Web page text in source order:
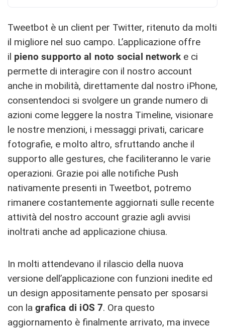
Tweetbot è un client per Twitter, ritenuto da molti
il migliore nel suo campo. L’applicazione offre
il pieno supporto al noto social network e ci
permette di interagire con il nostro account
anche in mobilità, direttamente dal nostro iPhone,
consentendoci si svolgere un grande numero di
azioni come leggere la nostra Timeline, visionare
le nostre menzioni, i messaggi privati, caricare
fotografie, e molto altro, sfruttando anche il
supporto alle gestures, che faciliteranno le varie
operazioni. Grazie poi alle notifiche Push
nativamente presenti in Tweetbot, potremo
rimanere costantemente aggiornati sulle recente
attività del nostro account grazie agli avvisi
inoltrati anche ad applicazione chiusa.
In molti attendevano il rilascio della nuova
versione dell’applicazione con funzioni inedite ed
un design appositamente pensato per sposarsi
con la grafica di iOS 7. Ora questo
aggiornamento è finalmente arrivato, ma invece